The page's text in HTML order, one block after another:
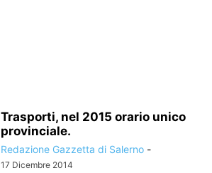
Trasporti, nel 2015 orario unico
provinciale.
Redazione Gazzetta di Salerno -
17 Dicembre 2014